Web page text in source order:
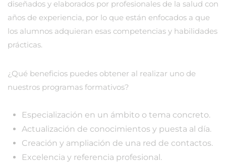
diseñados y elaborados por profesionales de la salud con
años de experiencia, por lo que están enfocados a que
los alumnos adquieran esas competencias y habilidades
prácticas.
¿Qué beneficios puedes obtener al realizar uno de
nuestros programas formativos?
Especialización en un ámbito o tema concreto.
Actualización de conocimientos y puesta al día.
Creación y ampliación de una red de contactos.
Excelencia y referencia profesional.